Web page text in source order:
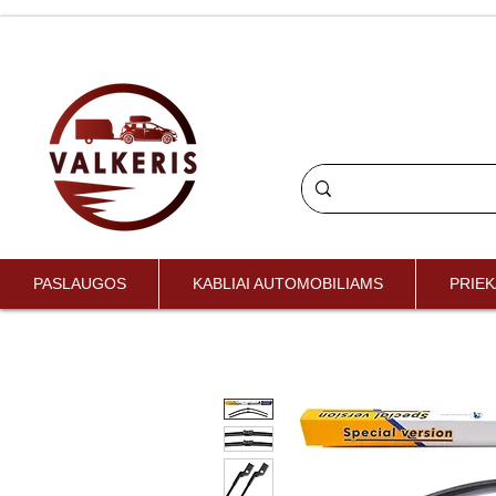
PASLAUGOS KABLIAI AUTOMOBILIAMS